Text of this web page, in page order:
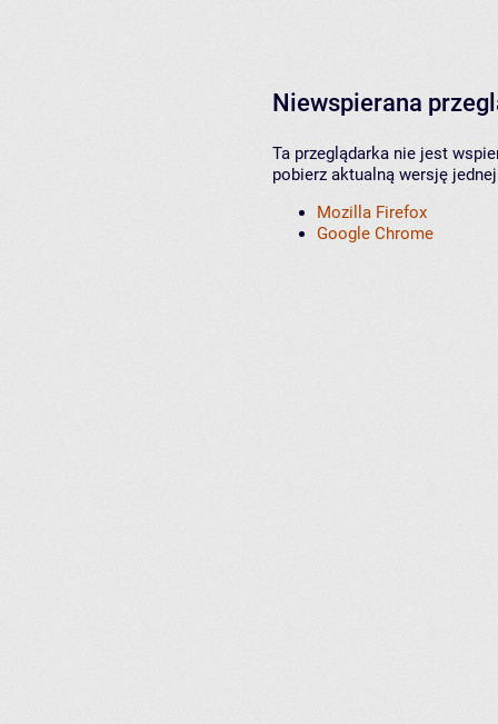
Niewspierana
Ta przeglądarka nie jest
pobierz aktualną wersję
Mozilla Firefox
Google Chrome